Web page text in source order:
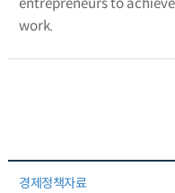
work.
경제정책자료